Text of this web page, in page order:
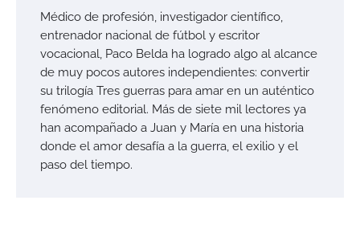
Médico de profesión, investigador científico,
entrenador nacional de fútbol y escritor
vocacional, Paco Belda ha logrado algo al alcance
de muy pocos autores independientes: convertir
su trilogía Tres guerras para amar en un auténtico
fenómeno editorial. Más de siete mil lectores ya
han acompañado a Juan y María en una historia
donde el amor desafía a la guerra, el exilio y el
paso del tiempo.